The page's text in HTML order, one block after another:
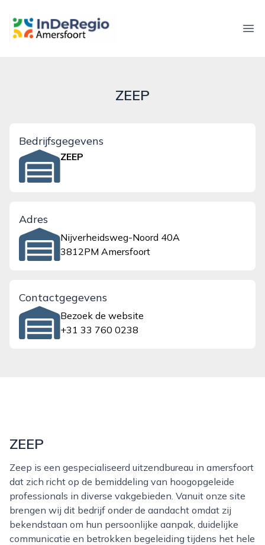
inderegioamersfoort.nl
ZEEP
Bedrijfsgegevens
ZEEP
Adres
Nijverheidsweg-Noord 40A
3812PM Amersfoort
Contactgegevens
Bezoek de website
+31 33 760 0238
ZEEP
Zeep is een gespecialiseerd uitzendbureau in amersfoort
dat zich richt op de bemiddeling van hoogopgeleide
professionals in diverse vakgebieden. Vanuit onze site
brengen wij dit bedrijf onder de aandacht omdat zij
bekendstaan om hun persoonlijke aanpak, duidelijke
communicatie en betrokken begeleiding tijdens het hele